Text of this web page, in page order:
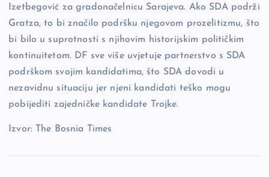
Izetbegović za gradonačelnicu Sarajeva. Ako SDA podrži
Gratza, to bi značilo podršku njegovom prozelitizmu, što
bi bilo u suprotnosti s njihovim historijskim političkim
kontinuitetom. DF sve više uvjetuje partnerstvo s SDA
podrškom svojim kandidatima, što SDA dovodi u
nezavidnu situaciju jer njeni kandidati teško mogu
pobijediti zajedničke kandidate Trojke.
Izvor: The Bosnia Times